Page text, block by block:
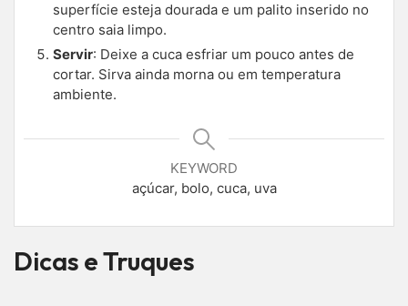
superfície esteja dourada e um palito inserido no
centro saia limpo.
Servir: Deixe a cuca esfriar um pouco antes de
cortar. Sirva ainda morna ou em temperatura
ambiente.
KEYWORD
açúcar, bolo, cuca, uva
Dicas e Truques